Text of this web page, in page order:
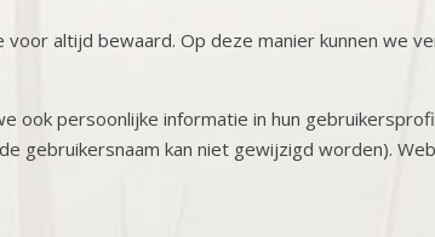
altijd bewaard. Op deze manier kunnen we
persoonlijke informatie in hun
gebruikersnaam kan niet gewijzigd worden).